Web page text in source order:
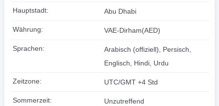
Hauptstadt: Abu Dhabi
Währung: VAE-Dirham(AED)
Sprachen:
Arabisch (offiziell), Persisch,
Englisch, Hindi, Urdu
Zeitzone: UTC/GMT +4 Std
Sommerzeit: Unzutreffend